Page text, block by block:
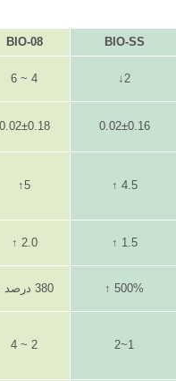
BIO-SS
BIO-08
2↓
4 ~ 6
0.02±0.16
0.02±0.18
4.5 ↑
5↑
1.5 ↑
2.0 ↑
500% ↑ 380 درصد ↑
1~2
2 ~ 4